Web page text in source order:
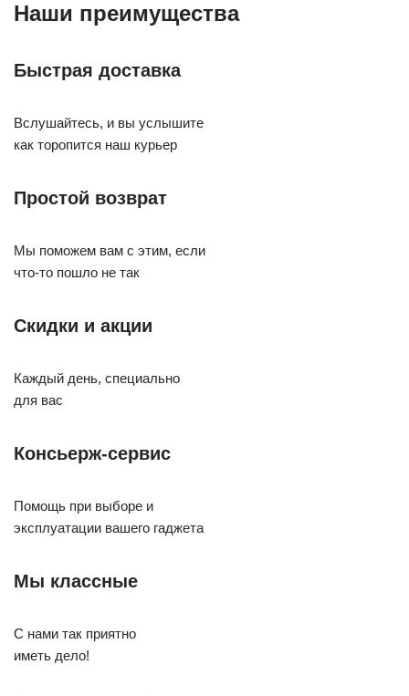
Наши преимущества
Быстрая доставка
Вслушайтесь, и вы услышите
как торопится наш курьер
Простой возврат
Мы поможем вам с этим, если
что-то пошло не так
Скидки и акции
Каждый день, cпециально
для вас
Консьерж-сервис
Помощь при выборе и
эксплуатации вашего гаджета
Мы классные
С нами так приятно
иметь дело!